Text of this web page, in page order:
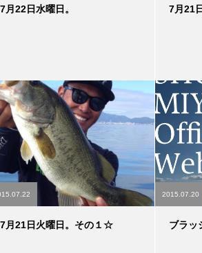
7月22日水曜日。 7月21
7月21日火曜日。その１☆
2015.07.20
ブラッ